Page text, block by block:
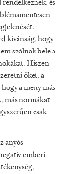
rendelkeznek, és
kívánság, hogy
szólnak bele a
Hiszen
őket, a
a meny más
más normákat
csak
anyós
emberi